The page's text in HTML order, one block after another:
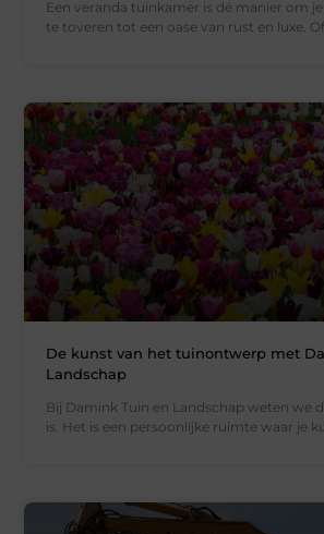
Een veranda tuinkamer is dé manier om
te toveren tot een oase van rust en luxe. Of
De kunst van het tuinontwerp met
Landschap
Bij Damink Tuin en Landschap weten we
is. Het is een persoonlijke ruimte waar je